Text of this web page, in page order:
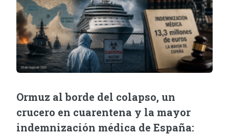
Ormuz al borde del colapso, un
crucero en cuarentena y la mayor
indemnización médica de España: